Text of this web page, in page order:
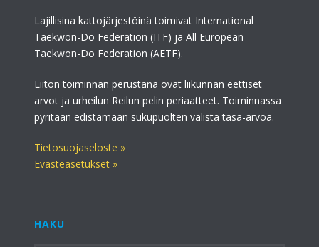
Lajillisina kattojärjestöinä toimivat International
Taekwon-Do Federation (ITF) ja All European
Taekwon-Do Federation (AETF).
Liiton toiminnan perustana ovat liikunnan eettiset
arvot ja urheilun Reilun pelin periaatteet. Toiminnassa
pyritään edistämään sukupuolten välistä tasa-arvoa.
Tietosuojaseloste »
Evästeasetukset »
HAKU